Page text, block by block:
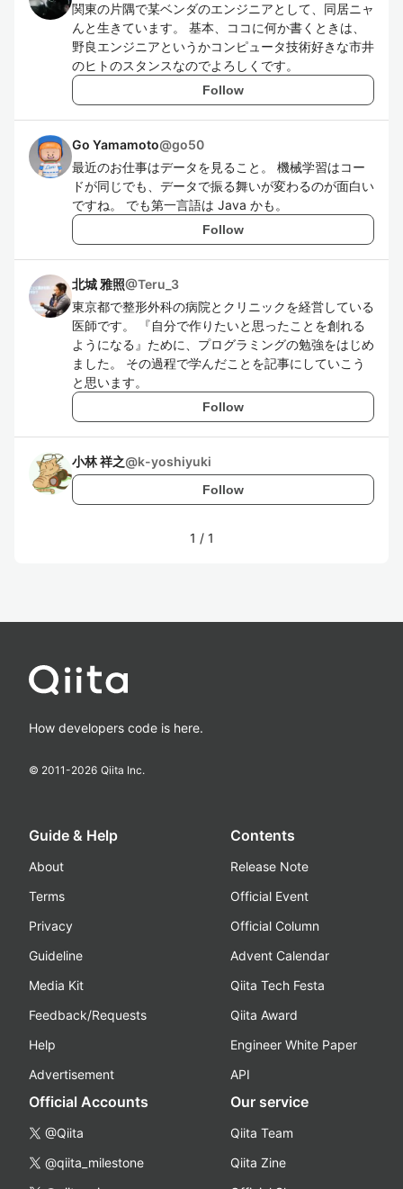
関東の片隅で某ベンダのエンジニアとして、同居ニャ
んと生きています。 基本、ココに何か書くときは、
野良エンジニアというかコンピュータ技術好きな市井
のヒトのスタンスなのでよろしくです。
Follow
Go Yamamoto@go50
最近のお仕事はデータを見ること。 機械学習はコー
ドが同じでも、データで振る舞いが変わるのが面白い
ですね。 でも第一言語は Java かも。
Follow
北城 雅照@Teru_3
東京都で整形外科の病院とクリニックを経営している
医師です。 『自分で作りたいと思ったことを創れる
ようになる』ために、プログラミングの勉強をはじめ
ました。 その過程で学んだことを記事にしていこう
と思います。
Follow
小林 祥之@k-yoshiyuki
Follow
1 / 1
How developers code is here.
© 2011-2026 Qiita Inc.
Guide & Help
About
Terms
Privacy
Guideline
Media Kit
Feedback/Requests
Help
Advertisement
Contents
Release Note
Official Event
Official Column
Advent Calendar
Qiita Tech Festa
Qiita Award
Engineer White Paper
API
Official Accounts
@Qiita
@qiita_milestone
Our service
Qiita Team
Qiita Zine